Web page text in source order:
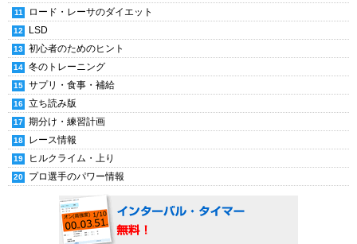
ロード・レーサのダイエット
LSD
初心者のためのヒント
冬のトレーニング
サプリ・食事・補給
立ち読み版
期分け・練習計画
レース情報
ヒルクライム・上り
プロ選手のパワー情報